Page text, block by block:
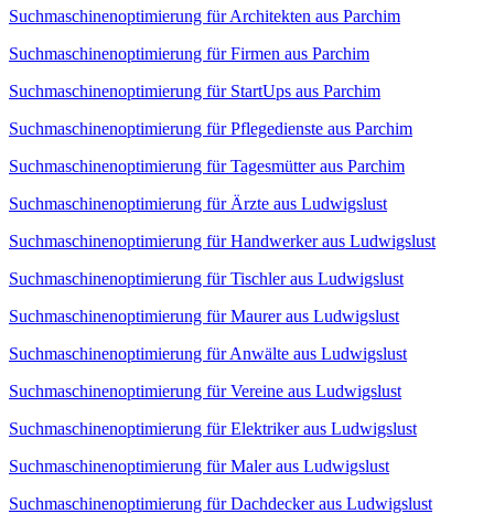
Suchmaschinenoptimierung für Architekten aus Parchim
Suchmaschinenoptimierung für Firmen aus Parchim
Suchmaschinenoptimierung für StartUps aus Parchim
Suchmaschinenoptimierung für Pflegedienste aus Parchim
Suchmaschinenoptimierung für Tagesmütter aus Parchim
Suchmaschinenoptimierung für Ärzte aus Ludwigslust
Suchmaschinenoptimierung für Handwerker aus Ludwigslust
Suchmaschinenoptimierung für Tischler aus Ludwigslust
Suchmaschinenoptimierung für Maurer aus Ludwigslust
Suchmaschinenoptimierung für Anwälte aus Ludwigslust
Suchmaschinenoptimierung für Vereine aus Ludwigslust
Suchmaschinenoptimierung für Elektriker aus Ludwigslust
Suchmaschinenoptimierung für Maler aus Ludwigslust
Suchmaschinenoptimierung für Dachdecker aus Ludwigslust